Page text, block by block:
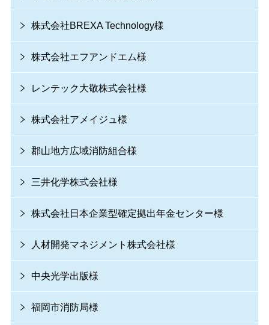
株式会社BREXA Technology様
株式会社エフアンドエム様
レンテック大敬株式会社様
株式会社アメイジュ様
郡山地方広域消防組合様
三井化学株式会社様
株式会社日本企業型確定拠出年金センター様
人材開発マネジメント株式会社様
中央光学出版様
福岡市消防局様